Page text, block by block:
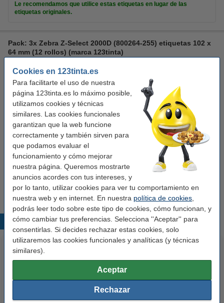
Cookies en 123tinta.es
Para facilitarte el uso de nuestra
página 123tinta.es lo máximo posible,
utilizamos cookies y técnicas
similares. Las cookies funcionales
garantizan que la web funcione
correctamente y también sirven para
que podamos evaluar el
funcionamiento y cómo mejorar
nuestra página. Queremos mostrarte
anuncios acordes con tus intereses, y
por lo tanto, utilizar cookies para ver tu comportamiento en
nuestra web y en internet. En nuestra política de cookies
podrás leer todo sobre este tipo de cookies, cómo funcionan, y
cómo cambiar tus preferencias. Selecciona ''Aceptar'' para
consentirlas. Si decides rechazar estas cookies, solo
utilizaremos las cookies funcionales y analíticas (y técnicas
similares).
Aceptar
Rechazar
Le recomendamos que utilice estas etiquetas en lugar de las
etiquetas originales.
Pack: 3x Zebra Z-Select 2000D (800264-255) etiquetas 102 x
64 mm (12 rollos) (marca 123tinta)
transferencia térmica directa
etiquetas de almacén
Ver características y descripción
En almacén externo
515,50 € Comprar
Consejo
Le recomendamos que compre estas etiquetas en lugar de las
Productos destacados